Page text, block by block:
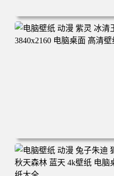
电脑壁纸 动漫 凡人修仙传 韩
脑桌面 高清壁纸 壁纸下载 壁
电脑壁纸 动漫 紫灵 冰清玉洁
160 电脑桌面 高清壁纸 壁纸